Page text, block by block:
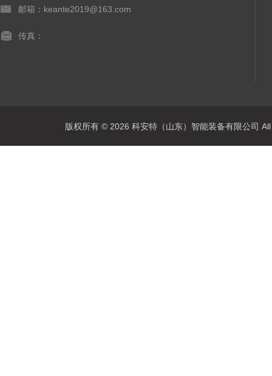
邮箱：keante2019@163.com
传真：
版权所有 © 2026 科安特（山东）智能装备有限公